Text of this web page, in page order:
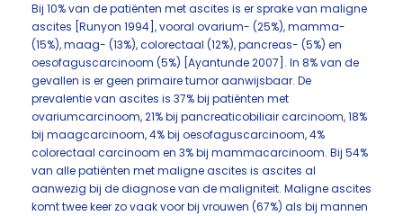
Bij 10% van de patiënten met ascites is er sprake van maligne
ascites [Runyon 1994], vooral ovarium- (25%), mamma-
(15%), maag- (13%), colorectaal (12%), pancreas- (5%) en
oesofaguscarcinoom (5%) [Ayantunde 2007]. In 8% van de
gevallen is er geen primaire tumor aanwijsbaar. De
prevalentie van ascites is 37% bij patiënten met
ovariumcarcinoom, 21% bij pancreaticobiliair carcinoom, 18%
bij maagcarcinoom, 4% bij oesofaguscarcinoom, 4%
colorectaal carcinoom en 3% bij mammacarcinoom. Bij 54%
van alle patiënten met maligne ascites is ascites al
aanwezig bij de diagnose van de maligniteit. Maligne ascites
komt twee keer zo vaak voor bij vrouwen (67%) als bij mannen